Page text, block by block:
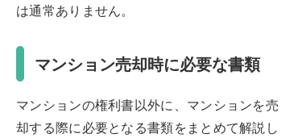
は通常ありません。
マンション売却時に必要な書類
マンションの権利書以外に、マンションを売
却する際に必要となる書類をまとめて解説し